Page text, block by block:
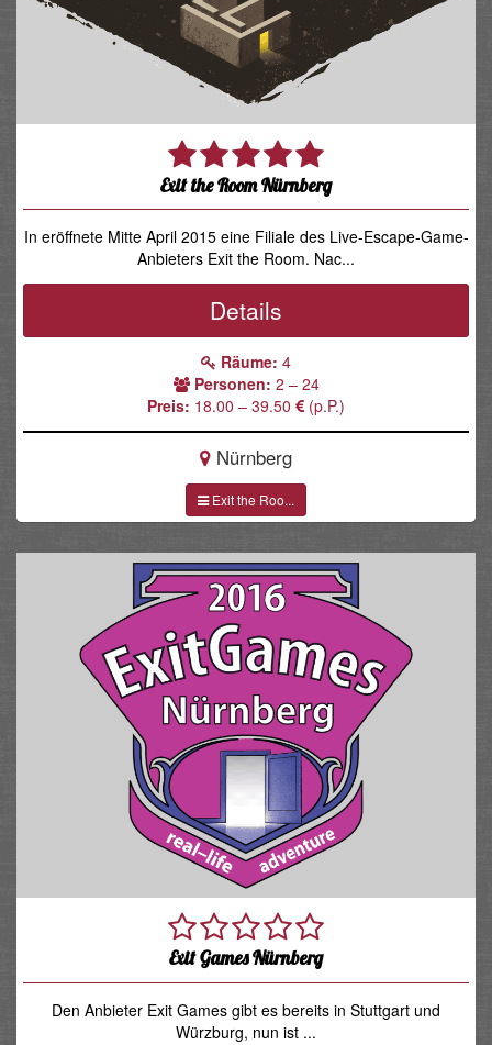
Exit the Room Nürnberg
In eröffnete Mitte April 2015 eine Filiale des Live-Escape-Game-
Anbieters Exit the Room. Nac...
Details
Räume: 4
Personen: 2 – 24
Preis: 18.00 – 39.50 (p.P.)
Nürnberg
Exit the Roo...
Exit Games Nürnberg
Den Anbieter Exit Games gibt es bereits in Stuttgart und
Würzburg, nun ist ...